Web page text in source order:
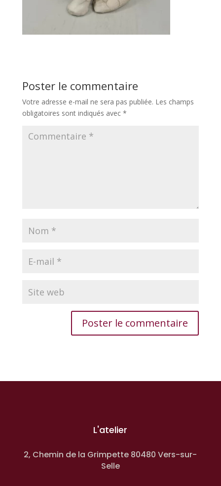
Poster le commentaire
Votre adresse e-mail ne sera pas publiée. Les champs
obligatoires sont indiqués avec *
L'atelier
2, Chemin de la Grimpette 80480 Vers-sur-
Selle